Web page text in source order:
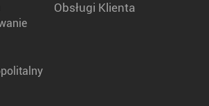
Obsługi Klienta